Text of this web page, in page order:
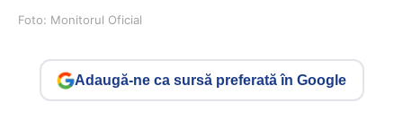
Foto: Monitorul Oficial
Adaugă-ne ca sursă preferată în Google